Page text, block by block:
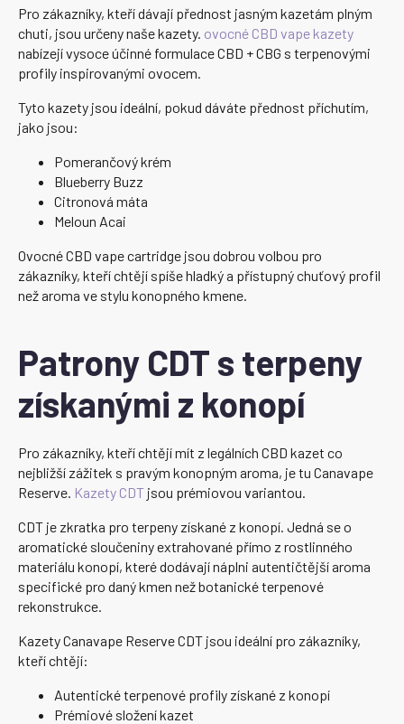
Pro zákazníky, kteří dávají přednost jasným kazetám plným
chuti, jsou určeny naše kazety. ovocné CBD vape kazety
nabízejí vysoce účinné formulace CBD + CBG s terpenovými
profily inspirovanými ovocem.
Tyto kazety jsou ideální, pokud dáváte přednost příchutím,
jako jsou:
Pomerančový krém
Blueberry Buzz
Citronová máta
Meloun Acai
Ovocné CBD vape cartridge jsou dobrou volbou pro
zákazníky, kteří chtějí spíše hladký a přístupný chuťový profil
než aroma ve stylu konopného kmene.
Patrony CDT s terpeny
získanými z konopí
Pro zákazníky, kteří chtějí mít z legálních CBD kazet co
nejbližší zážitek s pravým konopným aroma, je tu Canavape
Reserve. Kazety CDT jsou prémiovou variantou.
CDT je zkratka pro terpeny získané z konopí. Jedná se o
aromatické sloučeniny extrahované přímo z rostlinného
materiálu konopí, které dodávají náplni autentičtější aroma
specifické pro daný kmen než botanické terpenové
rekonstrukce.
Kazety Canavape Reserve CDT jsou ideální pro zákazníky,
kteří chtějí:
Autentické terpenové profily získané z konopí
Prémiové složení kazet